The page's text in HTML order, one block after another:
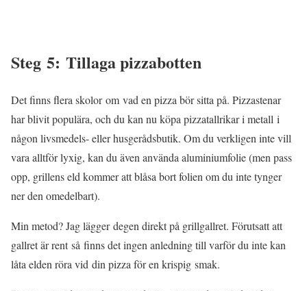
Steg 5: Tillaga pizzabotten
Det finns flera skolor om vad en pizza bör sitta på. Pizzastenar
har blivit populära, och du kan nu köpa pizzatallrikar i metall i
någon livsmedels- eller husgerådsbutik. Om du verkligen inte vill
vara alltför lyxig, kan du även använda aluminiumfolie (men pass
opp, grillens eld kommer att blåsa bort folien om du inte tynger
ner den omedelbart).
Min metod? Jag lägger degen direkt på grillgallret. Förutsatt att
gallret är rent så finns det ingen anledning till varför du inte kan
låta elden röra vid din pizza för en krispig smak.